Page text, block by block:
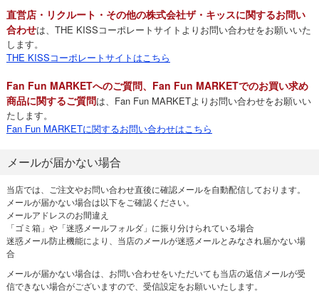
直営店・リクルート・その他の株式会社ザ・キッスに関するお問い
合わせは、THE KISSコーポレートサイトよりお問い合わせをお願いいた
します。
THE KISSコーポレートサイトはこちら
Fan Fun MARKETへのご質問、Fan Fun MARKETでのお買い求め
商品に関するご質問は、Fan Fun MARKETよりお問い合わせをお願いい
たします。
Fan Fun MARKETに関するお問い合わせはこちら
メールが届かない場合
当店では、ご注文やお問い合わせ直後に確認メールを自動配信しております。
メールが届かない場合は以下をご確認ください。
メールアドレスのお間違え
「ゴミ箱」や「迷惑メールフォルダ」に振り分けられている場合
迷惑メール防止機能により、当店のメールが迷惑メールとみなされ届かない場
合
メールが届かない場合は、お問い合わせをいただいても当店の返信メールが受
信できない場合がございますので、受信設定をお願いいたします。